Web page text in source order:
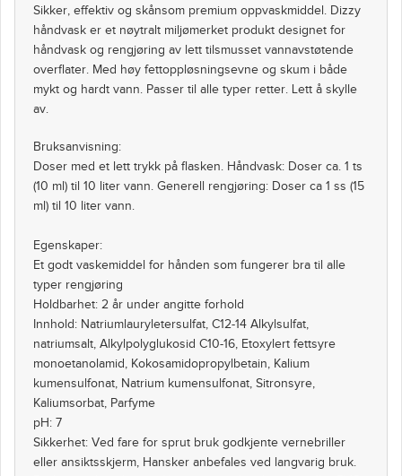
Sikker, effektiv og skånsom premium oppvaskmiddel. Dizzy
håndvask er et nøytralt miljømerket produkt designet for
håndvask og rengjøring av lett tilsmusset vannavstøtende
overflater. Med høy fettoppløsningsevne og skum i både
mykt og hardt vann. Passer til alle typer retter. Lett å skylle
av.
Bruksanvisning:
Doser med et lett trykk på flasken. Håndvask: Doser ca. 1 ts
(10 ml) til 10 liter vann. Generell rengjøring: Doser ca 1 ss (15
ml) til 10 liter vann.
Egenskaper:
Et godt vaskemiddel for hånden som fungerer bra til alle
typer rengjøring
Holdbarhet: 2 år under angitte forhold
Innhold: Natriumlauryletersulfat, C12-14 Alkylsulfat,
natriumsalt, Alkylpolyglukosid C10-16, Etoxylert fettsyre
monoetanolamid, Kokosamidopropylbetain, Kalium
kumensulfonat, Natrium kumensulfonat, Sitronsyre,
Kaliumsorbat, Parfyme
pH: 7
Sikkerhet: Ved fare for sprut bruk godkjente vernebriller
eller ansiktsskjerm, Hansker anbefales ved langvarig bruk.